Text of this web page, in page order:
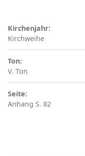
Kirchenjahr
Kirchweihe
Ton
V. Ton
Seite
Anhang S. 82